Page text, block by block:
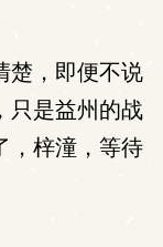
楚，即便不说
只是益州的战
，梓潼，等待